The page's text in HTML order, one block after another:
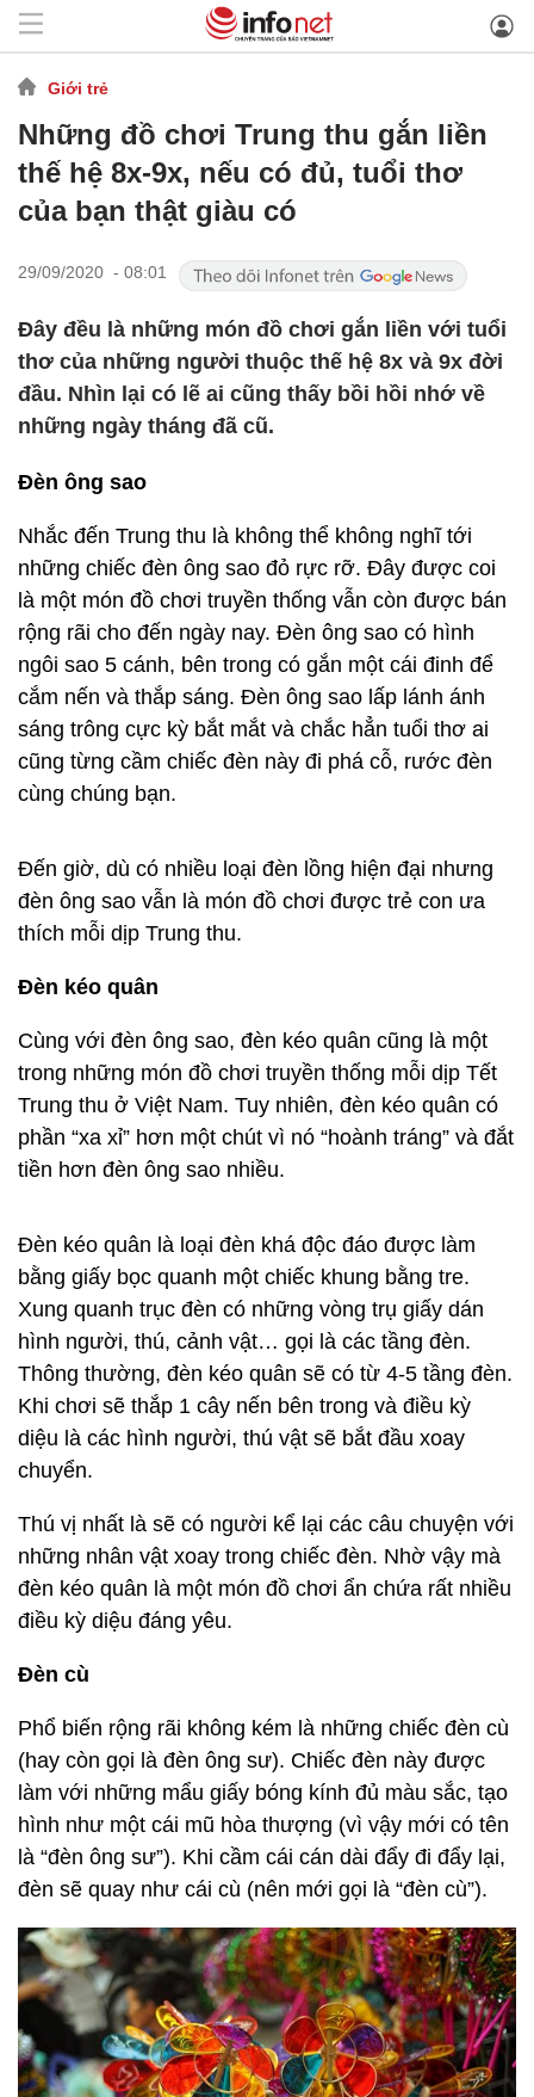
Giới trẻ
Những đồ chơi Trung thu gắn liền
thế hệ 8x-9x, nếu có đủ, tuổi thơ
của bạn thật giàu có
29/09/2020 - 08:01
Đây đều là những món đồ chơi gắn liền với tuổi
thơ của những người thuộc thế hệ 8x và 9x đời
đầu. Nhìn lại có lẽ ai cũng thấy bồi hồi nhớ về
những ngày tháng đã cũ.
Đèn ông sao
Nhắc đến Trung thu là không thể không nghĩ tới
những chiếc đèn ông sao đỏ rực rỡ. Đây được coi
là một món đồ chơi truyền thống vẫn còn được bán
rộng rãi cho đến ngày nay. Đèn ông sao có hình
ngôi sao 5 cánh, bên trong có gắn một cái đinh để
cắm nến và thắp sáng. Đèn ông sao lấp lánh ánh
sáng trông cực kỳ bắt mắt và chắc hẳn tuổi thơ ai
cũng từng cầm chiếc đèn này đi phá cỗ, rước đèn
cùng chúng bạn.
Đến giờ, dù có nhiều loại đèn lồng hiện đại nhưng
đèn ông sao vẫn là món đồ chơi được trẻ con ưa
thích mỗi dịp Trung thu.
Đèn kéo quân
Cùng với đèn ông sao, đèn kéo quân cũng là một
trong những món đồ chơi truyền thống mỗi dịp Tết
Trung thu ở Việt Nam. Tuy nhiên, đèn kéo quân có
phần “xa xỉ” hơn một chút vì nó “hoành tráng” và đắt
tiền hơn đèn ông sao nhiều.
Đèn kéo quân là loại đèn khá độc đáo được làm
bằng giấy bọc quanh một chiếc khung bằng tre.
Xung quanh trục đèn có những vòng trụ giấy dán
hình người, thú, cảnh vật… gọi là các tầng đèn.
Thông thường, đèn kéo quân sẽ có từ 4-5 tầng đèn.
Khi chơi sẽ thắp 1 cây nến bên trong và điều kỳ
diệu là các hình người, thú vật sẽ bắt đầu xoay
chuyển.
Thú vị nhất là sẽ có người kể lại các câu chuyện với
những nhân vật xoay trong chiếc đèn. Nhờ vậy mà
đèn kéo quân là một món đồ chơi ẩn chứa rất nhiều
điều kỳ diệu đáng yêu.
Đèn cù
Phổ biến rộng rãi không kém là những chiếc đèn cù
(hay còn gọi là đèn ông sư). Chiếc đèn này được
làm với những mẩu giấy bóng kính đủ màu sắc, tạo
hình như một cái mũ hòa thượng (vì vậy mới có tên
là “đèn ông sư”). Khi cầm cái cán dài đẩy đi đẩy lại,
đèn sẽ quay như cái cù (nên mới gọi là “đèn cù”).